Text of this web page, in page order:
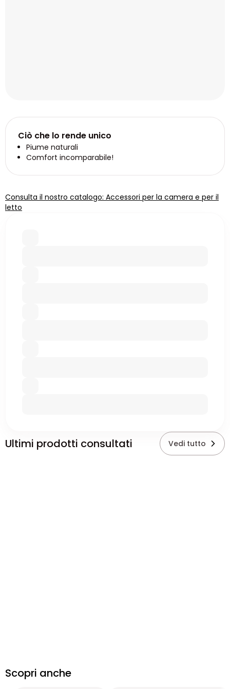
Ciò che lo rende unico
Piume naturali
Comfort incomparabile!
Consulta il nostro catalogo: Accessori per la camera e per il
letto
Ultimi prodotti consultati Vedi tutto
Scopri anche